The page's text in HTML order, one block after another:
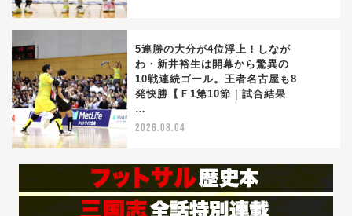
5連勝の大分が4位浮上！しなが
わ・新井裕生は開幕から驚異の
10戦連続ゴール。王者名古屋も8
発快勝【Ｆ1第10節｜試合結果
…
2026.08.04